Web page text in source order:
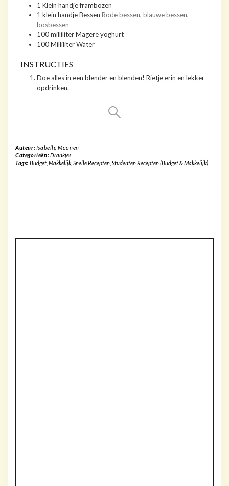
1 Klein handje frambozen
1 klein handje Bessen Rode bessen, blauwe bessen,
bosbessen
100milliliterMagere yoghurt
100MilliliterWater
INSTRUCTIES
Doe alles in een blender en blenden! Rietje erin en lekker
opdrinken.
Auteur:Isabelle Moonen
Categorieën:Drankjes
Tags: Budget, Makkelijk, Snelle Recepten, Studenten Recepten (Budget & Makkelijk)